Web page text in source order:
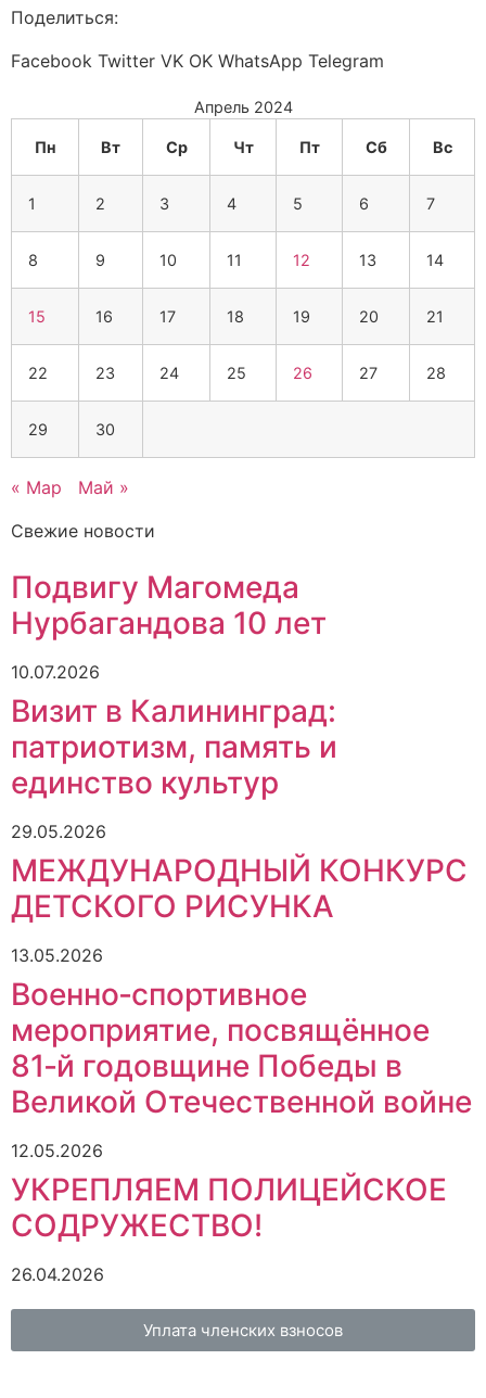
Поделиться:
Facebook Twitter VK OK WhatsApp Telegram
Апрель 2024
Пн Вт Ср Чт Пт Сб Вс
1 2 3 4 5 6 7
8 9 10 11 12 13 14
15 16 17 18 19 20 21
22 23 24 25 26 27 28
29 30
« Мар
Май »
Свежие новости
Подвигу Магомеда
Нурбагандова 10 лет
10.07.2026
Визит в Калининград:
патриотизм, память и
единство культур
29.05.2026
МЕЖДУНАРОДНЫЙ КОНКУРС
ДЕТСКОГО РИСУНКА
13.05.2026
Военно‑спортивное
мероприятие, посвящённое
81‑й годовщине Победы в
Великой Отечественной войне
12.05.2026
УКРЕПЛЯЕМ ПОЛИЦЕЙСКОЕ
СОДРУЖЕСТВО!
26.04.2026
Уплата членских взносов